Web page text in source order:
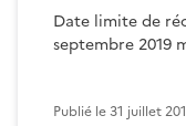
Date limite de
septembre 2019
Publié le31 juillet